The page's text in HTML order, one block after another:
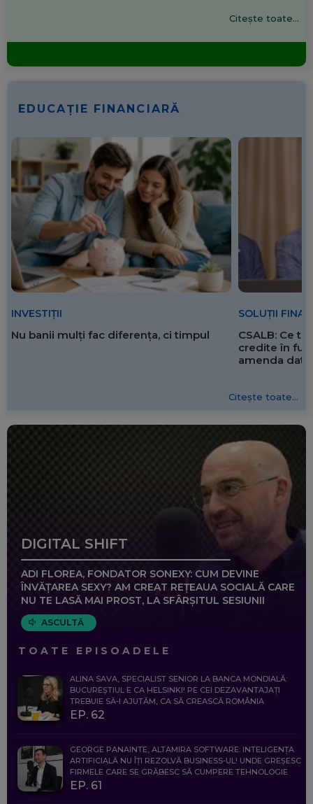
Citește toate...
EDUCAȚIE FINANCIARĂ
INVESTIȚII
Nu banii mulți fac diferența, ci timpul
SOLUȚII
CSALB: Ce
credite în
amenda
Citește toate...
DIGITAL SHIFT
ADI FLOREA, FONDATOR SONEXY: CUM DEVINE
ÎNVĂȚAREA SEXY? AM CREAT REȚEAUA SOCIALĂ CARE
NU TE LASĂ MAI PROST, LA SFÂRȘITUL SESIUNII
ASCULTĂ
TOATE EPISOADELE
ALINA SAVA, SPECIALIST SENIOR LA BANCA MONDIALĂ:
BUCUREȘTIUL E CA HELSINKI! PE CEI DEZAVANTAJAȚI
TREBUIE SĂ-I AJUTĂM, CA SĂ CREASCĂ ROMÂNIA
EP. 62
GEORGE PANAINTE, ALTAMIRA SOFTWARE: INTELIGENȚA
ARTIFICIALĂ NU ÎȚI REZOLVĂ BUSINESS-UL! UNDE GREȘESC
FIRMELE CARE SE GRĂBESC SĂ CUMPERE TEHNOLOGIE
EP. 61